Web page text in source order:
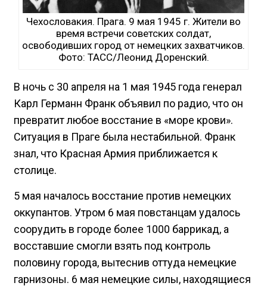
Чехословакия. Прага. 9 мая 1945 г. Жители во
время встречи советских солдат,
освободивших город от немецких захватчиков.
Фото: ТАСС/Леонид Доренский.
В ночь с 30 апреля на 1 мая 1945 года генерал
Карл Германн Франк объявил по радио, что он
превратит любое восстание в «море крови».
Ситуация в Праге была нестабильной. Франк
знал, что Красная Армия приближается к
столице.
5 мая началось восстание против немецких
оккупантов. Утром 6 мая повстанцам удалось
соорудить в городе более 1000 баррикад, а
восставшие смогли взять под контроль
половину города, вытеснив оттуда немецкие
гарнизоны. 6 мая немецкие силы, находящиеся